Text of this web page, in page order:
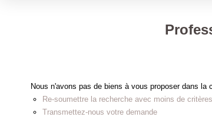
Nous n'avons pas de biens à vous proposer dans
Re-soumettre la recherche avec moins de critères.
Transmettez-nous votre demande